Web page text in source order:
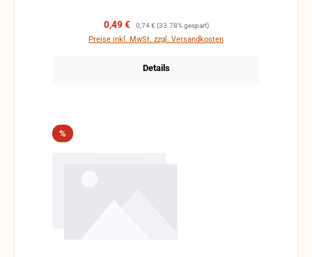
Verkaufspreis:
0,49 € Regulärer Preis:
0,74 € (33.78% gespart)
Preise inkl. MwSt. zzgl. Versandkosten
Details
%Rabatt